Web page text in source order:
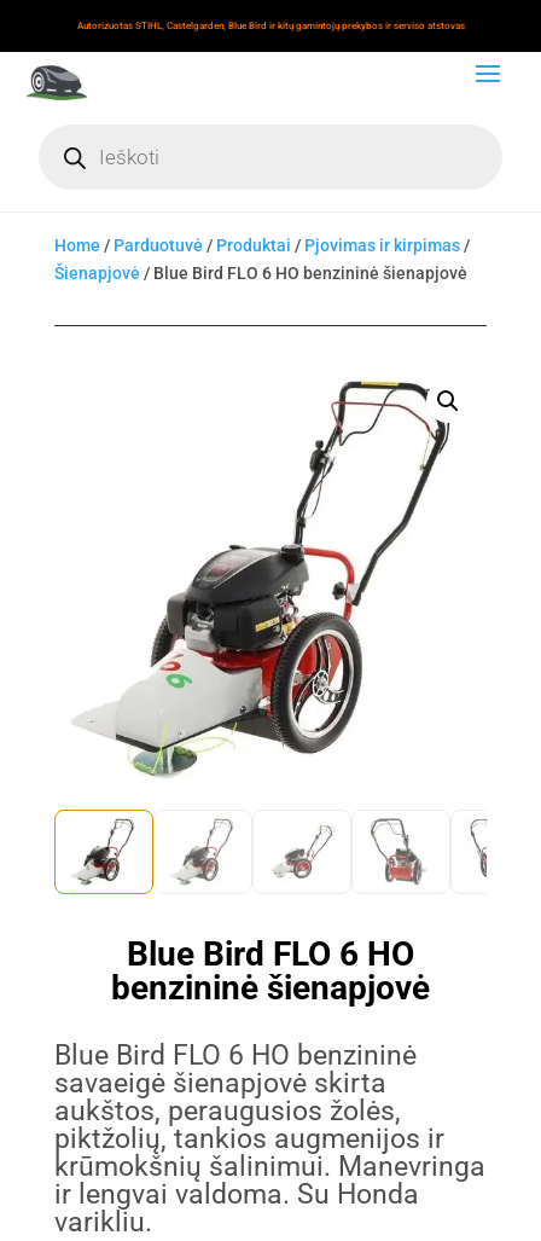
Autorizuotas STIHL, Castelgarden, Blue Bird ir kitų gamintojų prekybos ir serviso atstovas
search
Home / Parduotuvė / Produktai / Pjovimas ir kirpimas/
Šienapjovė / Blue Bird FLO 6 HO benzininė šienapjovė
Blue Bird FLO 6 HO
benzininė šienapjovė
Blue Bird FLO 6 HO benzininė
savaeigė šienapjovė skirta
aukštos, peraugusios žolės,
piktžolių, tankios augmenijos ir
krūmokšnių šalinimui. Manevringa
ir lengvai valdoma. Su Honda
varikliu.